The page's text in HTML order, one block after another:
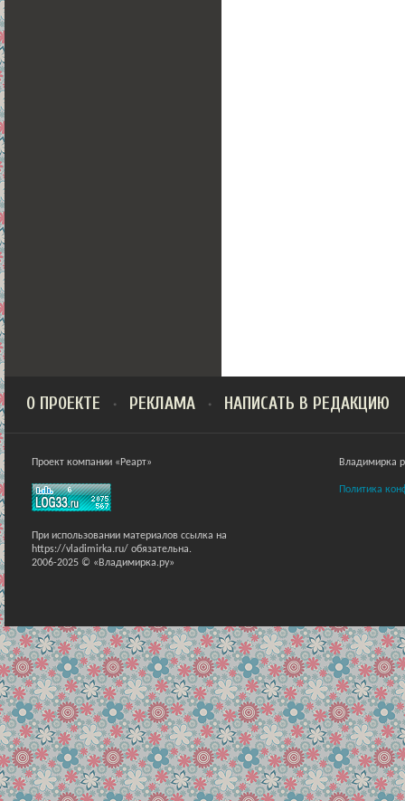
О ПРОЕКТЕ РЕКЛАМА НАПИСАТЬ В РЕДАКЦИЮ
Проект компании «Реарт»
При использовании материалов ссылка на
https://vladimirka.ru/ обязательна.
2006-2025 © «Владимирка.ру»
Владимирка
Политика